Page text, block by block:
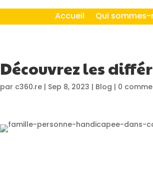
Accueil Qui sommes-
Découvrez les
par c360.re | Sep 8, 2023 | Blog | 0